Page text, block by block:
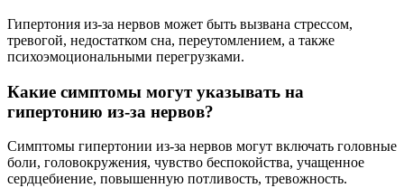
Гипертония из-за нервов может быть вызвана стрессом,
тревогой, недостатком сна, переутомлением, а также
психоэмоциональными перегрузками.
Какие симптомы могут указывать на
гипертонию из-за нервов?
Симптомы гипертонии из-за нервов могут включать головные
боли, головокружения, чувство беспокойства, учащенное
сердцебиение, повышенную потливость, тревожность.